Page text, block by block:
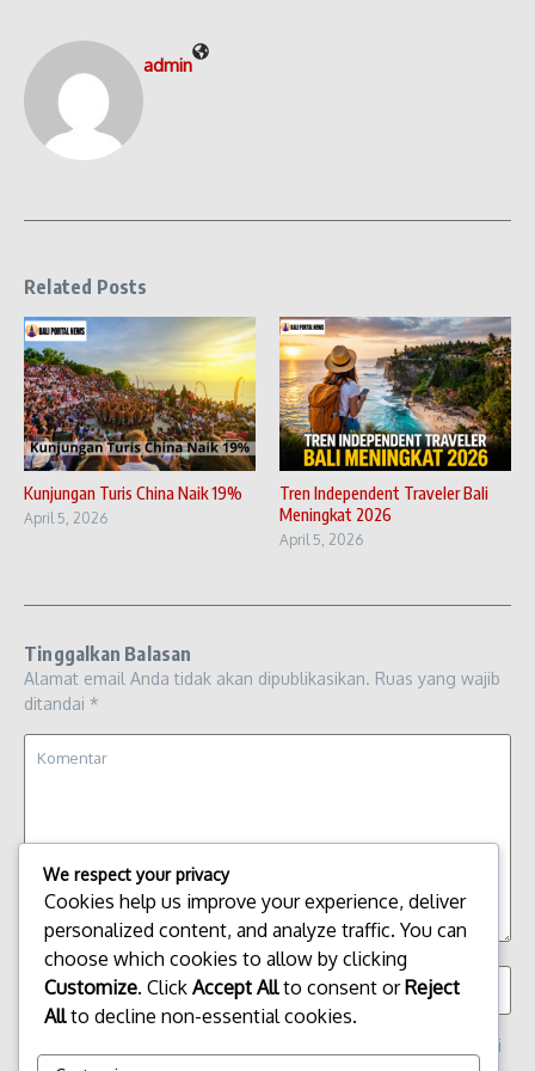
admin
Related Posts
Kunjungan Turis China Naik 19%
April 5, 2026
Tren Independent Traveler Bali
Meningkat 2026
April 5, 2026
Tinggalkan Balasan
Alamat email Anda tidak akan dipublikasikan. Ruas yang wajib
ditandai *
Simpan nama, email, dan situs web saya pada peramban ini
We respect your privacy
Cookies help us improve your experience, deliver
personalized content, and analyze traffic. You can
choose which cookies to allow by clicking
Customize. Click Accept Allto consent orReject
Allto decline non-essential cookies.